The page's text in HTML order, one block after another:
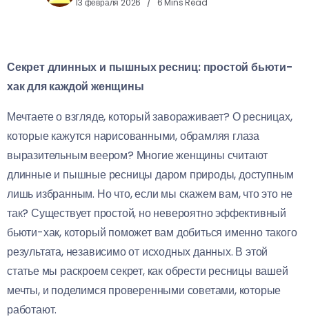
13 февраля 2026 6 Mins Read
Секрет длинных и пышных ресниц: простой бьюти-
хак для каждой женщины
Мечтаете о взгляде, который завораживает? О ресницах,
которые кажутся нарисованными, обрамляя глаза
выразительным веером? Многие женщины считают
длинные и пышные ресницы даром природы, доступным
лишь избранным. Но что, если мы скажем вам, что это не
так? Существует простой, но невероятно эффективный
бьюти-хак, который поможет вам добиться именно такого
результата, независимо от исходных данных. В этой
статье мы раскроем секрет, как обрести ресницы вашей
мечты, и поделимся проверенными советами, которые
работают.